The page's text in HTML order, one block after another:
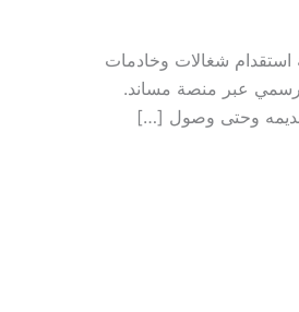
شغالات وخادمات
رسمي عبر منصة مساند.
وحتى وصول […]